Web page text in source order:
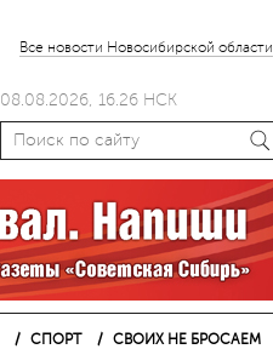
Все новости Новосибирской области
08.08.2026, 16.26 НСК
СПОРТ СВОИХ НЕ БРОСАЕМ